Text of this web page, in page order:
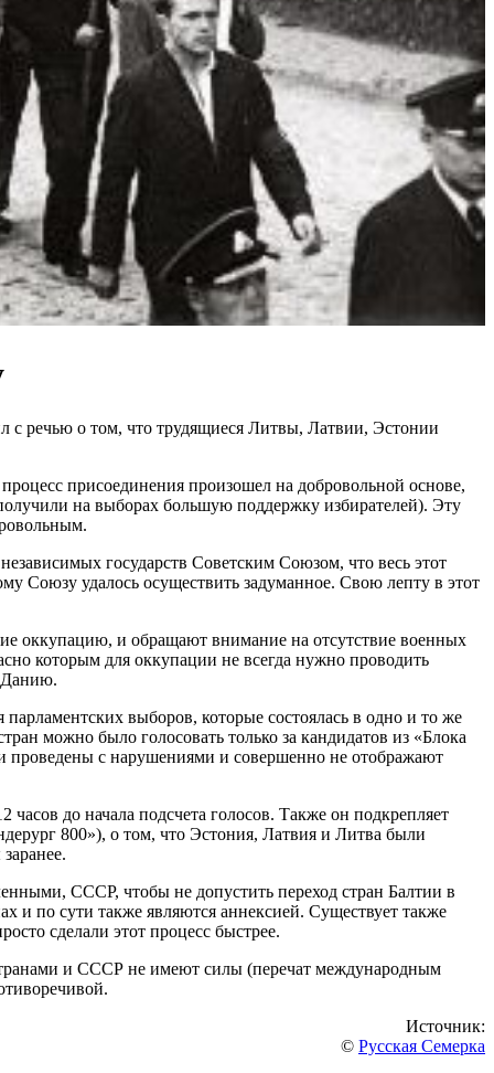
с речью о том, что трудящиеся Литвы, Латвии, Эстонии
присоединения произошел на добровольной основе,
на выборах большую поддержку избирателей). Эту
государств Советским Союзом, что весь этот
Союзу удалось осуществить задуманное. Свою лепту в этот
оккупацию, и обращают внимание на отсутствие военных
которым для оккупации не всегда нужно проводить
Данию.
выборов, которые состоялась в одно и то же
можно было голосовать только за кандидатов из «Блока
проведены с нарушениями и совершенно не отображают
до начала подсчета голосов. Также он подкрепляет
800»), о том, что Эстония, Латвия и Литва были
СССР, чтобы не допустить переход стран Балтии в
и по сути также являются аннексией. Существует также
сделали этот процесс быстрее.
и СССР не имеют силы (перечат международным
Источник:
© Русская Семерка